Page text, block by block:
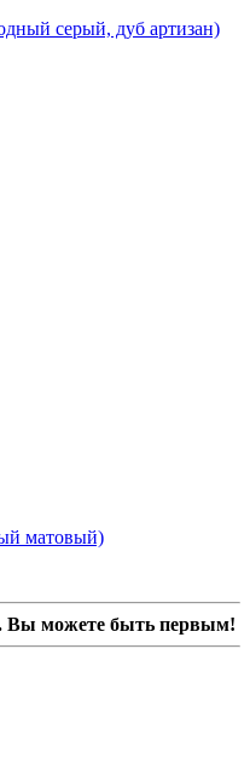
серый, дуб артизан)
матовый)
Вы можете быть первым!